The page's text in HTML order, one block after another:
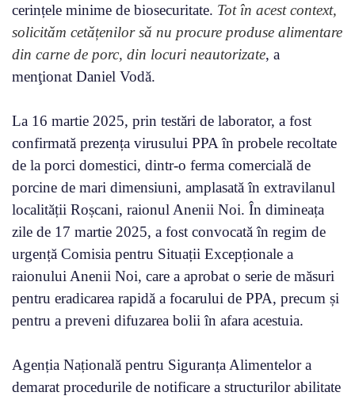
cerințele minime de biosecuritate. Tot în acest context,
solicităm cetățenilor să nu procure produse alimentare
din carne de porc, din locuri neautorizate, a
menţionat Daniel Vodă.
La 16 martie 2025, prin testări de laborator, a fost
confirmată prezența virusului PPA în probele recoltate
de la porci domestici, dintr-o ferma comercială de
porcine de mari dimensiuni, amplasată în extravilanul
localității Roșcani, raionul Anenii Noi. În dimineața
zile de 17 martie 2025, a fost convocată în regim de
urgență Comisia pentru Situații Excepționale a
raionului Anenii Noi, care a aprobat o serie de măsuri
pentru eradicarea rapidă a focarului de PPA, precum și
pentru a preveni difuzarea bolii în afara acestuia.
Agenția Națională pentru Siguranța Alimentelor a
demarat procedurile de notificare a structurilor abilitate